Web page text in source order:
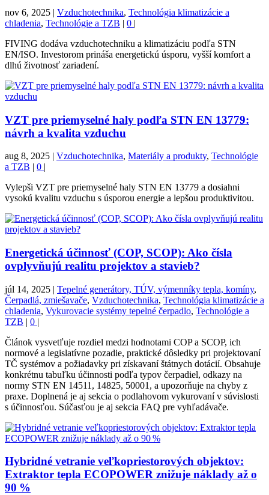
nov 6, 2025 | Vzduchotechnika, Technológia klimatizácie a
chladenia, Technológie a TZB | 0 |
FIVING dodáva vzduchotechniku a klimatizáciu podľa STN
EN/ISO. Investorom prináša energetickú úsporu, vyšší komfort a
dlhú životnosť zariadení.
VZT pre priemyselné haly podľa STN EN 13779:
návrh a kvalita vzduchu
aug 8, 2025 | Vzduchotechnika, Materiály a produkty, Technológie
a TZB | 0 |
Vylepši VZT pre priemyselné haly STN EN 13779 a dosiahni
vysokú kvalitu vzduchu s úsporou energie a lepšou produktivitou.
Energetická účinnosť (COP, SCOP): Ako čísla
ovplyvňujú realitu projektov a stavieb?
júl 14, 2025 | Tepelné generátory, TÚV, výmenníky tepla, komíny,
Čerpadlá, zmiešavače, Vzduchotechnika, Technológia klimatizácie a
chladenia, Vykurovacie systémy tepelné čerpadlo, Technológie a
TZB | 0 |
Článok vysvetľuje rozdiel medzi hodnotami COP a SCOP, ich
normové a legislatívne pozadie, praktické dôsledky pri projektovaní
TČ systémov a požiadavky pri získavaní štátnych dotácií. Obsahuje
konkrétnu tabuľku účinnosti podľa typov čerpadiel, odkazy na
normy STN EN 14511, 14825, 50001, a upozorňuje na chyby z
praxe. Doplnená je aj sekcia o podlahovom vykurovaní v súvislosti
s účinnosťou. Súčasťou je aj sekcia FAQ pre vyhľadávače.
Hybridné vetranie veľkopriestorových objektov:
Extraktor tepla ECOPOWER znižuje náklady až o
90 %